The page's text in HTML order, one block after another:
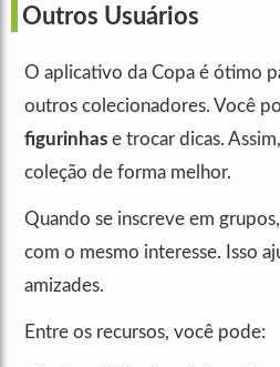
Outros Usuários
O aplicativo da Copa é ótimo
outros colecionadores. Você
figurinhas e trocar dicas.
coleção de forma melhor.
Quando se inscreve em
com o mesmo interesse. Isso
amizades.
Entre os recursos, você pode: